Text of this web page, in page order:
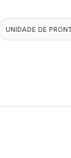
UNIDADE DE